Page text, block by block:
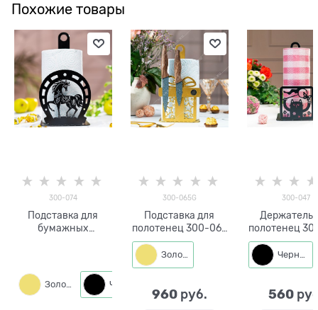
Похожие товары
300-074
Подставка для
бумажных
Золото
300-065G
Подставка для
полотенец 300-065
с магнитным
держателем ножей
Золото
960 руб.
300-047
Держатель
полотенец
Черный
560